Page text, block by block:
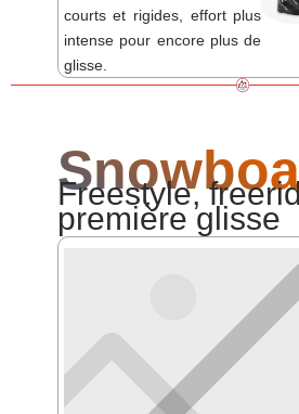
courts et rigides, effort plus
intense pour encore plus de
glisse.
Freestyle,
première glisse